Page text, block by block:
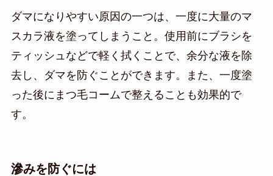
ダマになりやすい原因の一つは、一度に大量のマ
スカラ液を塗ってしまうこと。使用前にブラシを
ティッシュなどで軽く拭くことで、余分な液を除
去し、ダマを防ぐことができます。また、一度塗
った後にまつ毛コームで整えることも効果的で
す。
滲みを防ぐには